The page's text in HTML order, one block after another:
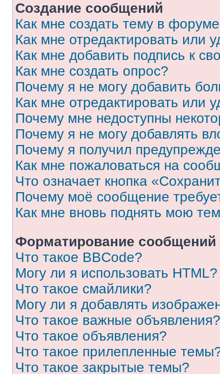
Создание сообщений
Как мне создать тему в
Как мне отредактировать или
Как мне добавить подпись к
Как мне создать опрос?
Почему я не могу добавить
Как мне отредактировать или
Почему мне недоступны
Почему я не могу добавлять
Почему я получил
Как мне пожаловаться на
Что означает кнопка
Почему моё сообщение
Как мне вновь поднять мою
Форматирование
Что такое BBCode?
Могу ли я использовать HTML?
Что такое смайлики?
Могу ли я добавлять
Что такое важные объявления?
Что такое объявления?
Что такое прилепленные
Что такое закрытые темы?